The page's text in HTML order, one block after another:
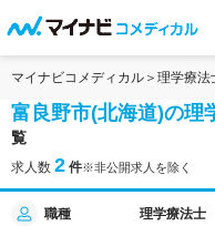
マイナビコメディカル 理学療法
富良野市(北海道)の理
覧
求人数 2 件※非公開求人を除く
職種 理学療法士